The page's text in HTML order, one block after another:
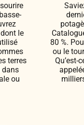
le
terres
dans
ou
80 %.
ou le
Qu’est-